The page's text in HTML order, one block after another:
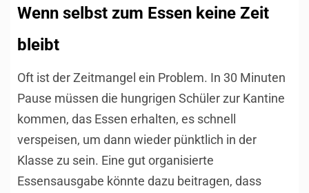
Wenn selbst zum Essen keine Zeit
bleibt
Oft ist der Zeitmangel ein Problem. In 30 Minuten
Pause müssen die hungrigen Schüler zur Kantine
kommen, das Essen erhalten, es schnell
verspeisen, um dann wieder pünktlich in der
Klasse zu sein. Eine gut organisierte
Essensausgabe könnte dazu beitragen, dass